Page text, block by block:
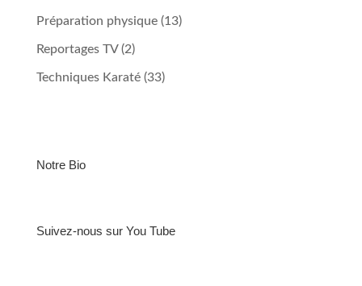
Préparation physique(13)
Reportages TV(2)
Techniques Karaté(33)
Notre Bio
Suivez-nous sur You Tube